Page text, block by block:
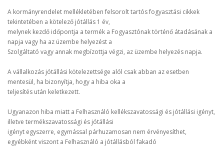
A kormányrendelet mellékletében felsorolt tartós fogyasztási cikkek
tekintetében a kötelező jótállás 1 év,
melynek kezdő időpontja a termék a Fogyasztónak történő átadásának a
napja vagy ha az üzembe helyezést a
Szolgáltató vagy annak megbízottja végzi, az üzembe helyezés napja.
A vállalkozás jótállási kötelezettsége alól csak abban az esetben
mentesül, ha bizonyítja, hogy a hiba oka a
teljesítés után keletkezett.
Ugyanazon hiba miatt a Felhasználó kellékszavatossági és jótállási igényt,
illetve termékszavatossági és jótállási
igényt egyszerre, egymással párhuzamosan nem érvényesíthet,
egyébként viszont a Felhasználó a jótállásból fakadó